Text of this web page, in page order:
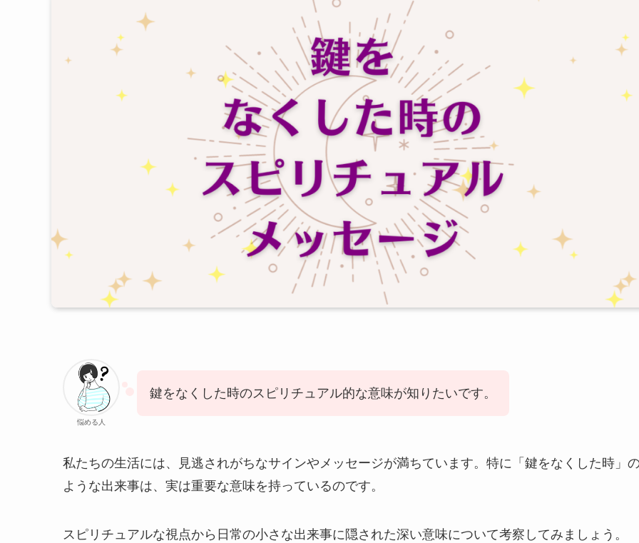
悩める人
鍵をなくした時のスピリチュアル的な意味が知りたいです。
私たちの生活には、見逃されがちなサインやメッセージが満ちています。特に「鍵をなくした時」
ような出来事は、実は重要な意味を持っているのです。
スピリチュアルな視点から日常の小さな出来事に隠された深い意味について考察してみましょう。